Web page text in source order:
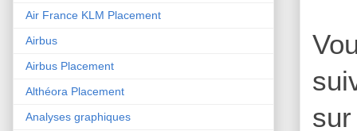
Air France KLM Placement
Airbus
Airbus Placement
Althéora Placement
Analyses graphiques